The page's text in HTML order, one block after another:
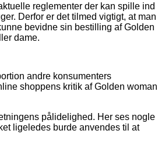
reglementer der kan spille ind
Derfor er det tilmed vigtigt, at man
bevidne sin bestilling af Golden
dame.
andre konsumenters
shoppens kritik af Golden woman
pålidelighed. Her ses nogle
ligeledes burde anvendes til at